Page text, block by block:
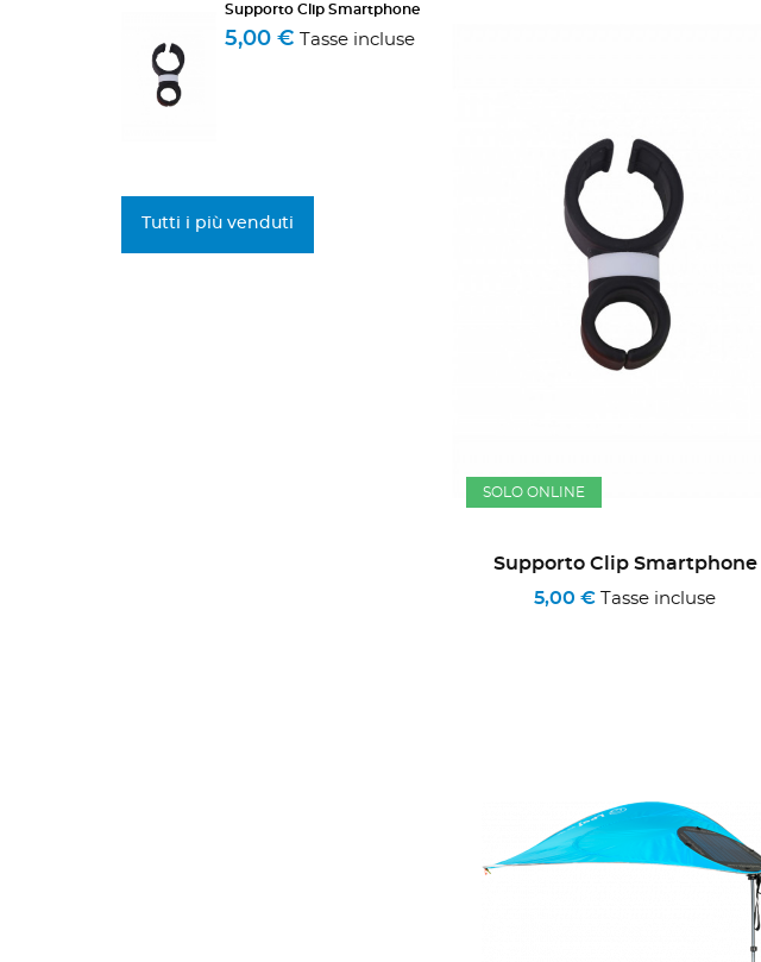
tubo di alluminio, inserire
il...
Supporto Clip Smartphone
5,00 € Tasse incluse
Tutti i più venduti
SOLO ONLINE
Supporto Clip Smartphone
5,00 € Tasse incluse